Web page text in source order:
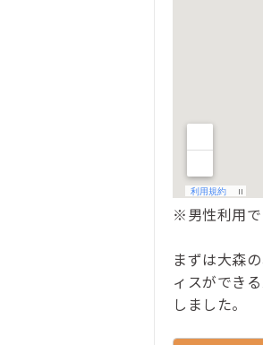
※男性利用で
まずは大森
ィスができ
しました。